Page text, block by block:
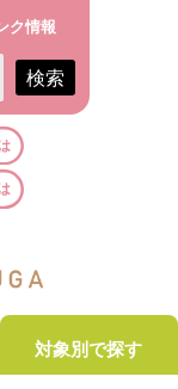
ク情報
検索
対象別で探す